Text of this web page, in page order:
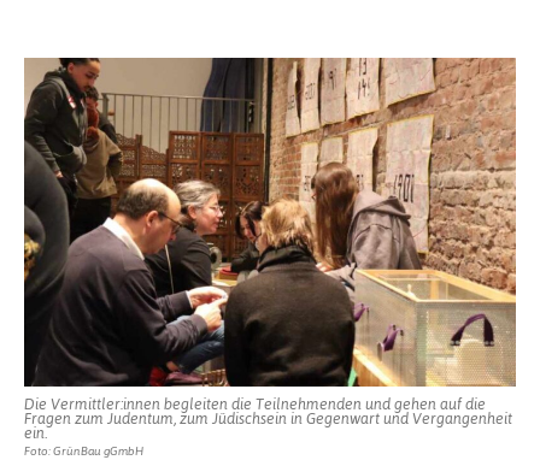
Die Vermittler:innen begleiten die Teilnehmenden und gehen auf die
Fragen zum Judentum, zum Jüdisch­sein in Gegenwart und Vergangenheit
ein.
Foto: GrünBau gGmbH